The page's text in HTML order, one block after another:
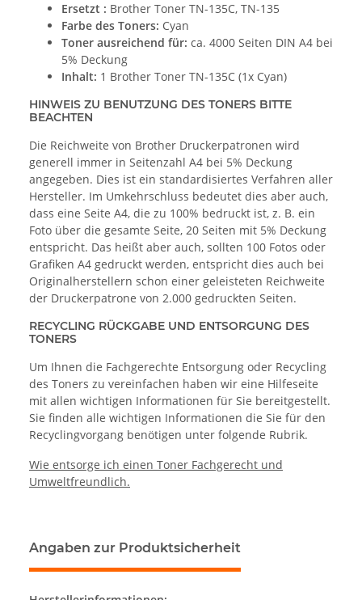
Ersetzt : Brother Toner TN-135C, TN-135
Farbe des Toners: Cyan
Toner ausreichend für: ca. 4000 Seiten DIN A4 bei
5% Deckung
Inhalt: 1 Brother Toner TN-135C (1x Cyan)
HINWEIS ZU BENUTZUNG DES TONERS BITTE
BEACHTEN
Die Reichweite von Brother Druckerpatronen wird
generell immer in Seitenzahl A4 bei 5% Deckung
angegeben. Dies ist ein standardisiertes Verfahren aller
Hersteller. Im Umkehrschluss bedeutet dies aber auch,
dass eine Seite A4, die zu 100% bedruckt ist, z. B. ein
Foto über die gesamte Seite, 20 Seiten mit 5% Deckung
entspricht. Das heißt aber auch, sollten 100 Fotos oder
Grafiken A4 gedruckt werden, entspricht dies auch bei
Originalherstellern schon einer geleisteten Reichweite
der Druckerpatrone von 2.000 gedruckten Seiten.
RECYCLING RÜCKGABE UND ENTSORGUNG DES
TONERS
Um Ihnen die Fachgerechte Entsorgung oder Recycling
des Toners zu vereinfachen haben wir eine Hilfeseite
mit allen wichtigen Informationen für Sie bereitgestellt.
Sie finden alle wichtigen Informationen die Sie für den
Recyclingvorgang benötigen unter folgende Rubrik.
Wie entsorge ich einen Toner Fachgerecht und
Umweltfreundlich.
Angaben zur Produktsicherheit